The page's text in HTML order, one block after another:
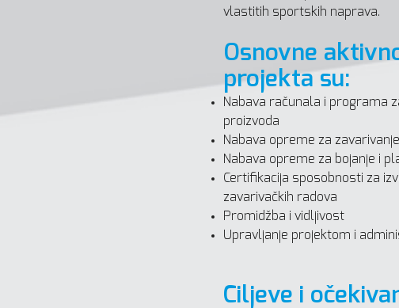
vlastitih sportskih naprava.
Osnovne
projekta su:
Nabava računala i programa
proizvoda
Nabava opreme za zavarivanje
Nabava opreme za bojanje i
Certifikacija sposobnosti za
zavarivačkih radova
Promidžba i vidljivost
Upravljanje projektom i
Ciljeve i